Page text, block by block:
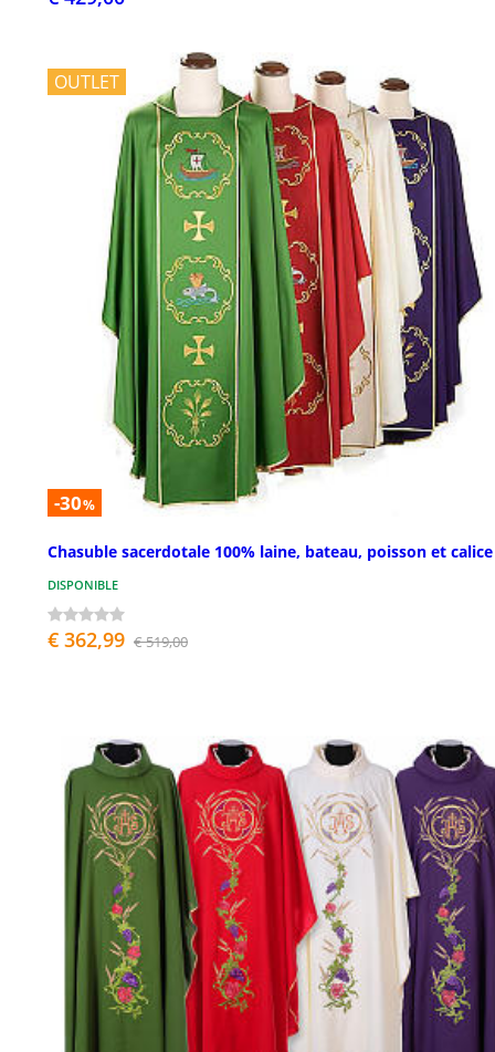
OUTLET
-30%
Chasuble sacerdotale 100% laine, bateau, poisson et calice
DISPONIBLE
€ 362,99 € 519,00